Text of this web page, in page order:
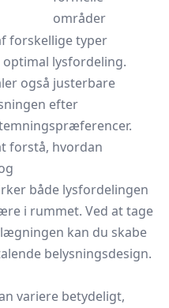
områder
forskellige typer
lysfordeling.
også justerbare
efter
forstå, hvordan
både lysfordelingen
i rummet. Ved at tage
kan du skabe
belysningsdesign.
variere betydeligt,